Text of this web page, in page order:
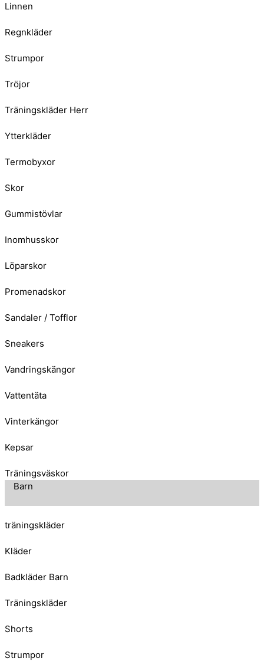
Linnen
Regnkläder
Strumpor
Tröjor
Träningskläder Herr
Ytterkläder
Termobyxor
Skor
Gummistövlar
Inomhusskor
Löparskor
Promenadskor
Sandaler / Tofflor
Sneakers
Vandringskängor
Vattentäta
Vinterkängor
Kepsar
Träningsväskor
Barn
träningskläder
Kläder
Badkläder Barn
Träningskläder
Shorts
Strumpor